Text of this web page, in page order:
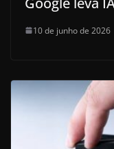
10 de junho de 2026